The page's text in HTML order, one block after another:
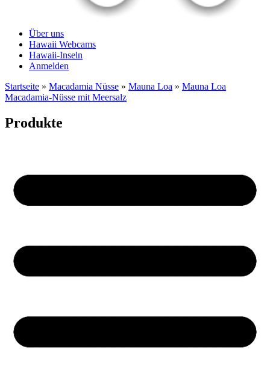
Über uns
Hawaii Webcams
Hawaii-Inseln
Anmelden
Startseite » Macadamia Nüsse » Mauna Loa » Mauna Loa
Macadamia-Nüsse mit Meersalz
Produkte